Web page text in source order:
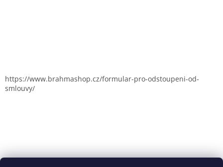
https://www.brahmashop.cz/formular-pro-odstoupeni-od-
smlouvy/